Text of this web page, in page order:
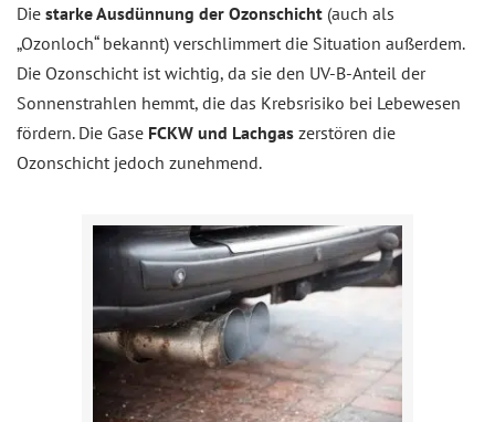
Die starke Ausdünnung der Ozonschicht (auch als
„Ozonloch“ bekannt) verschlimmert die Situation außerdem.
Die Ozonschicht ist wichtig, da sie den UV-B-Anteil der
Sonnenstrahlen hemmt, die das Krebsrisiko bei Lebewesen
fördern. Die Gase FCKW und Lachgas zerstören die
Ozonschicht jedoch zunehmend.